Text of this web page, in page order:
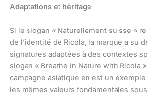
Adaptations et héritage
Si le slogan « Naturellement suisse »
de l’identité de Ricola, la marque a su
signatures adaptées à des contextes
slogan « Breathe In Nature with Ricola
campagne asiatique en est un
les mêmes valeurs fondamentales